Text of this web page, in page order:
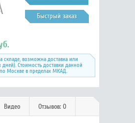
Быстрый заказ
складе, возможна доставка или
Стоимость доставки данной
Москве в пределах МКАД.
Видео Отзывов: 0